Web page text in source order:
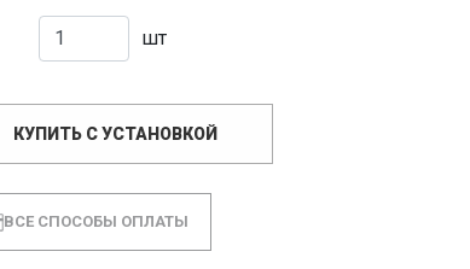
шт
КУПИТЬ С УСТАНОВКОЙ
ВСЕ СПОСОБЫ ОПЛАТЫ